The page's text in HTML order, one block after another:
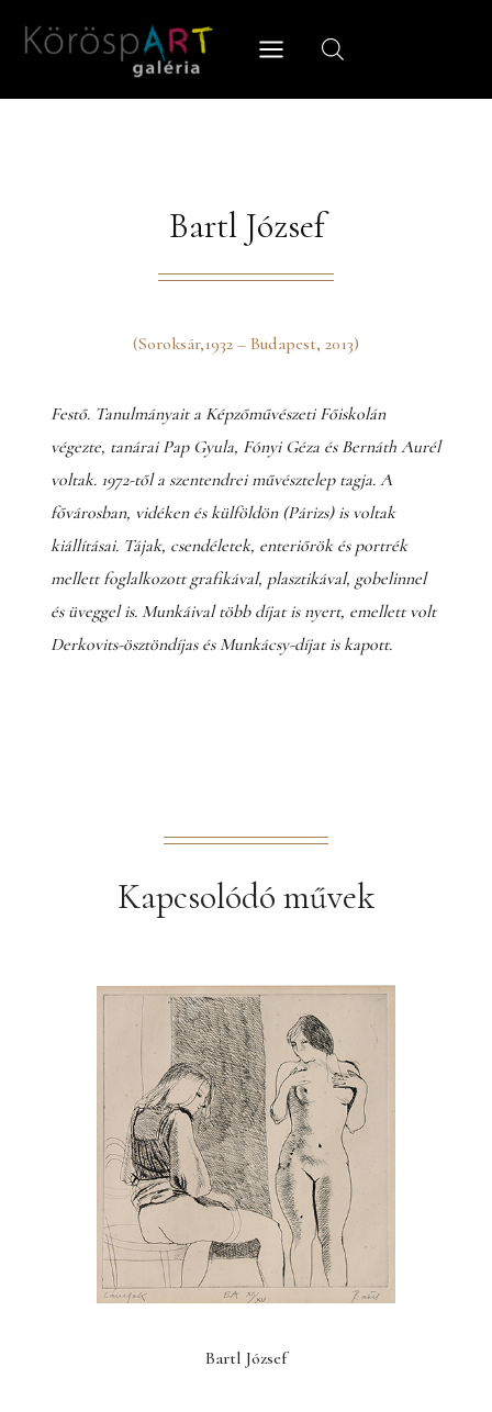
Bartl József
(Soroksár,1932 – Budapest, 2013)
Festő. Tanulmányait a Képzőművészeti Főiskolán
végezte, tanárai Pap Gyula, Fónyi Géza és Bernáth Aurél
voltak. 1972-től a szentendrei művésztelep tagja. A
fővárosban, vidéken és külföldön (Párizs) is voltak
kiállításai. Tájak, csendéletek, enteriőrök és portrék
mellett foglalkozott grafikával, plasztikával, gobelinnel
és üveggel is. Munkáival több díjat is nyert, emellett volt
Derkovits-ösztöndíjas és Munkácsy-díjat is kapott.
Kapcsolódó művek
Bartl József